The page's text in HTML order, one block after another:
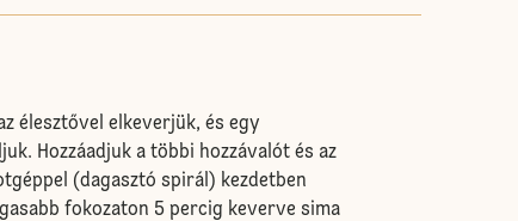
élesztővel elkeverjük, és egy
Hozzáadjuk a többi hozzávalót és az
(dagasztó spirál) kezdetben
fokozaton 5 percig keverve sima